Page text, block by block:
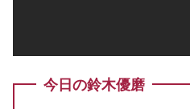
今日の鈴木優磨